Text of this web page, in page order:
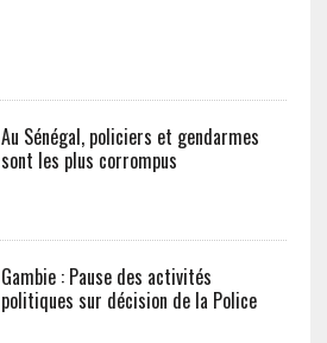
Au Sénégal, policiers et gendarmes
sont les plus corrompus
Gambie : Pause des activités
politiques sur décision de la Police